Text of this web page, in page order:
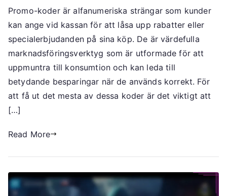
kod
Frågor
och
svar:
Promo-
Vanliga
frågor,
Promo-koder är alfanumeriska strängar som kunder
kan ange vid kassan för att låsa upp rabatter eller
specialerbjudanden på sina köp. De är värdefulla
marknadsföringsverktyg som är utformade för att
uppmuntra till konsumtion och kan leda till
betydande besparingar när de används korrekt. För
att få ut det mesta av dessa koder är det viktigt att
[…]
Read More